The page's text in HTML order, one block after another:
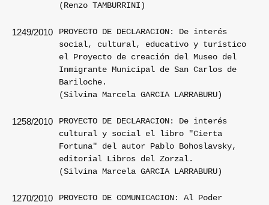
(Renzo TAMBURRINI)
1249/2010
PROYECTO DE DECLARACION: De interés
social, cultural, educativo y turístico
el Proyecto de creación del Museo del
Inmigrante Municipal de San Carlos de
Bariloche.
(Silvina Marcela GARCIA LARRABURU)
1258/2010
PROYECTO DE DECLARACION: De interés
cultural y social el libro "Cierta
Fortuna" del autor Pablo Bohoslavsky,
editorial Libros del Zorzal.
(Silvina Marcela GARCIA LARRABURU)
1270/2010
PROYECTO DE COMUNICACION: Al Poder